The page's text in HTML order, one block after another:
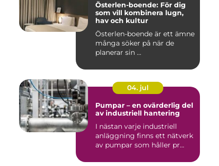
Österlen-boende: För dig
som vill kombinera lugn,
hav och kultur
Österlen-boende är ett ämne
många söker på när de
planerar sin ...
04. jul
Pumpar – en ovärderlig del
av industriell hantering
I nästan varje industriell
anläggning finns ett nätverk
av pumpar som håller pr...